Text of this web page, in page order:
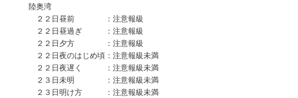
陸奥湾
２２日昼前 ：注意報級
２２日昼過ぎ ：注意報級
２２日夕方 ：注意報級
２２日夜のはじめ頃：注意報級未満
２２日夜遅く ：注意報級未満
２３日未明 ：注意報級未満
２３日明け方 ：注意報級未満